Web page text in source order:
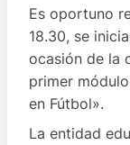
Es oportuno
18.30, se
ocasión de la
primer
en Fútbol».
La entidad